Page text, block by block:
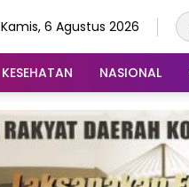
Kamis, 6 Agustus 2026
KESEHATAN NASIONAL